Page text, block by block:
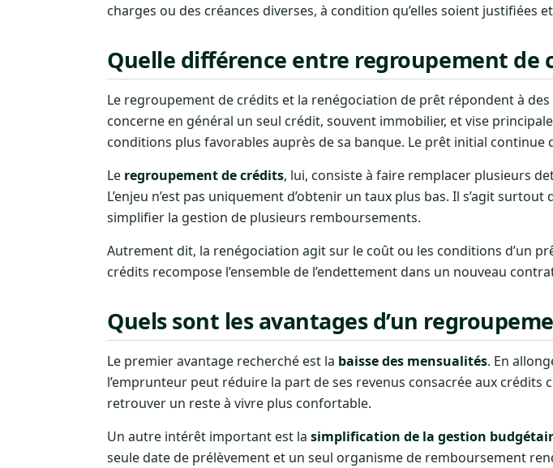
charges ou des créances diverses, à condition qu’elles soient justifiées
Quelle différence entre regroupement de
Le regroupement de crédits et la renégociation de prêt répondent à
concerne en général un seul crédit, souvent immobilier, et vise
conditions plus favorables auprès de sa banque. Le prêt initial continue
Le regroupement de crédits, lui, consiste à faire remplacer plusieurs
L’enjeu n’est pas uniquement d’obtenir un taux plus bas. Il s’agit surtout
simplifier la gestion de plusieurs remboursements.
Autrement dit, la renégociation agit sur le coût ou les conditions d’un
crédits recompose l’ensemble de l’endettement dans un nouveau
Quels sont les avantages d’un
Le premier avantage recherché est la baisse des mensualités. En
l’emprunteur peut réduire la part de ses revenus consacrée aux crédits
retrouver un reste à vivre plus confortable.
Un autre intérêt important est la simplification de la gestion
seule date de prélèvement et un seul organisme de remboursement